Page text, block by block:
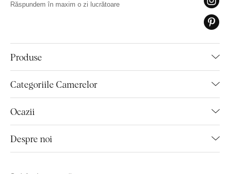
Produse
Categoriile Camerelor
Ocazii
Despre noi
Răspundem în maxim o zi lucrătoare